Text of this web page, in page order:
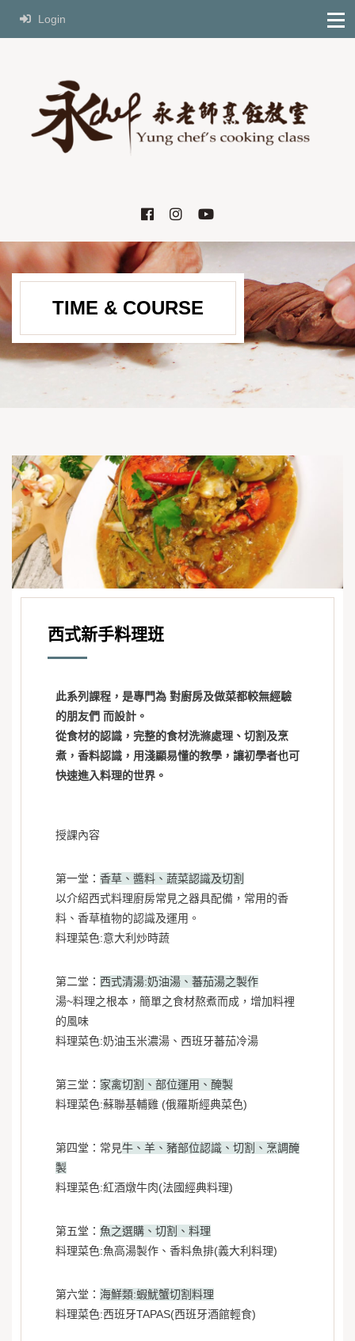
Login
TIME & COURSE
西式新手料理班
此系列課程，是專門為 對廚房及做菜都較無經驗
的朋友們 而設計。
從食材的認識，完整的食材洗滌處理、切割及烹
煮，香料認識，用淺顯易懂的教學，讓初學者也可
快速進入料理的世界。
授課內容
第一堂： 香草、醬料、蔬菜認識及切割
以介紹西式料理廚房常見之器具配備，常用的香
料、香草植物的認識及運用。
料理菜色:意大利炒時蔬
第二堂： 西式清湯:奶油湯、蕃茄湯之製作
湯~料理之根本，簡單之食材熬煮而成，增加料裡
的風味
料理菜色:奶油玉米濃湯、西班牙蕃茄冷湯
第三堂： 家禽切割、部位運用、醃製
料理菜色:蘇聯基輔雞 (俄羅斯經典菜色)
第四堂：常見牛、羊、豬部位認識、切割、烹調醃
製
料理菜色:紅酒燉牛肉(法國經典料理)
第五堂： 魚之選購、切割、料理
料理菜色:魚高湯製作、香料魚排(義大利料理)
第六堂： 海鮮類:蝦魷蟹切割料理
料理菜色:西班牙TAPAS(西班牙酒館輕食)